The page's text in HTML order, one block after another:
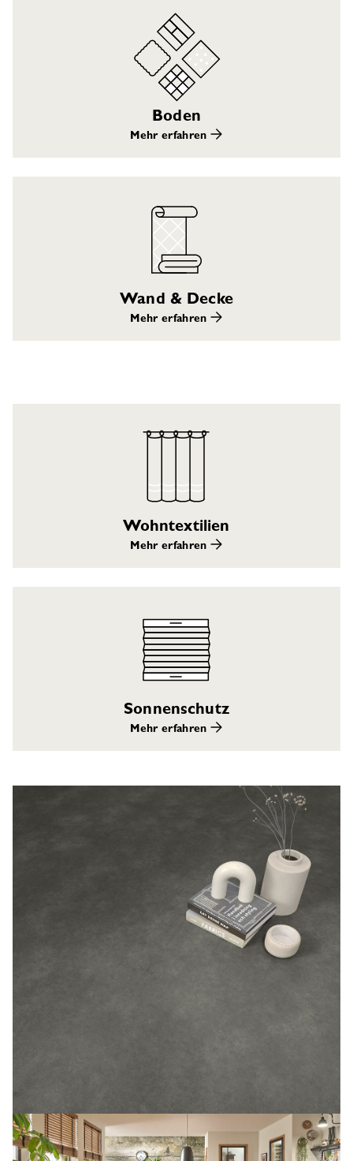
Boden
Mehr erfahren
Wand & Decke
Mehr erfahren
Wohntextilien
Mehr erfahren
Sonnenschutz
Mehr erfahren